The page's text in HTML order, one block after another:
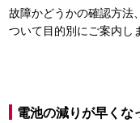
故障かどうかの確認方法
ついて目的別にご案内し
電池の減りが早くな